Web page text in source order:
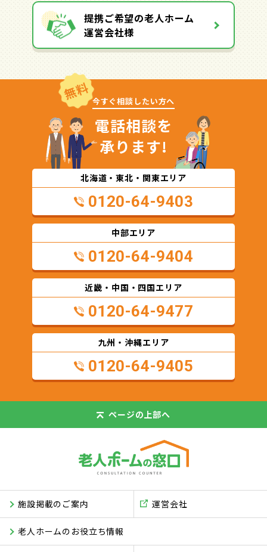
提携ご希望の老人ホーム
運営会社様
無料 今すぐ相談したい方へ
電話相談を
承ります!
北海道・東北・関東エリア
0120-64-9403
中部エリア
0120-64-9404
近畿・中国・四国エリア
0120-64-9477
九州・沖縄エリア
0120-64-9405
ページの 上部へ
施設掲載のご案内
老人ホームのお役立ち情報
運営会社